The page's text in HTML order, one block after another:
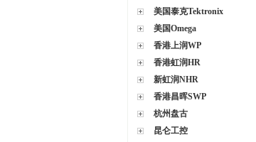
美国泰克Tektronix
美国Omega
香港上润WP
香港虹润HR
新虹润NHR
香港昌晖SWP
杭州盘古
昆仑工控